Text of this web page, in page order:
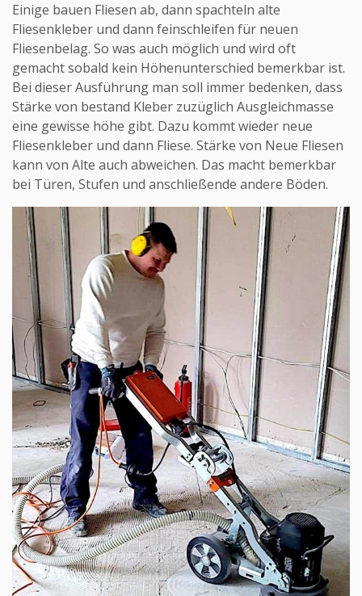
Einige bauen Fliesen ab, dann spachteln alte
Fliesenkleber und dann feinschleifen für neuen
Fliesenbelag. So was auch möglich und wird oft
gemacht sobald kein Höhenunterschied bemerkbar ist.
Bei dieser Ausführung man soll immer bedenken, dass
Stärke von bestand Kleber zuzüglich Ausgleichmasse
eine gewisse höhe gibt. Dazu kommt wieder neue
Fliesenkleber und dann Fliese. Stärke von Neue Fliesen
kann von Alte auch abweichen. Das macht bemerkbar
bei Türen, Stufen und anschließende andere Böden.